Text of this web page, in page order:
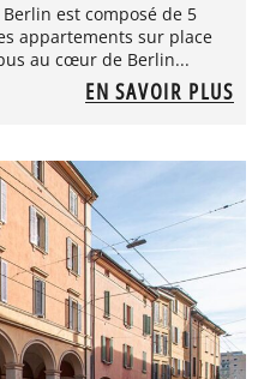
est composé de 5
appartements sur place
au cœur de Berlin...
EN SAVOIR PLUS